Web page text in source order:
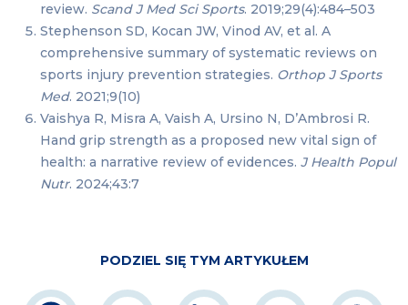
review. Scand J Med Sci Sports. 2019;29(4):484–503
Stephenson SD, Kocan JW, Vinod AV, et al. A
comprehensive summary of systematic reviews on
sports injury prevention strategies. Orthop J Sports
Med. 2021;9(10)
Vaishya R, Misra A, Vaish A, Ursino N, D’Ambrosi R.
Hand grip strength as a proposed new vital sign of
health: a narrative review of evidences. J Health Popul
Nutr. 2024;43:7
PODZIEL SIĘ TYM ARTYKUŁEM